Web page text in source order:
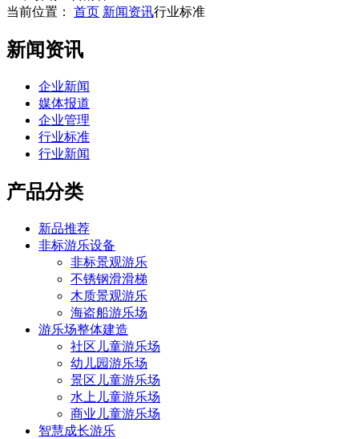
当前位置： 首页 新闻资讯行业标准
新闻资讯
企业新闻
媒体报道
企业管理
行业标准
行业新闻
产品分类
新品推荐
非标游乐设备
非标景观游乐
不锈钢滑滑梯
木质景观游乐
海盗船游乐场
游乐场整体建造
社区儿童游乐场
幼儿园游乐场
景区儿童游乐场
水上儿童游乐场
商业儿童游乐场
智慧成长游乐